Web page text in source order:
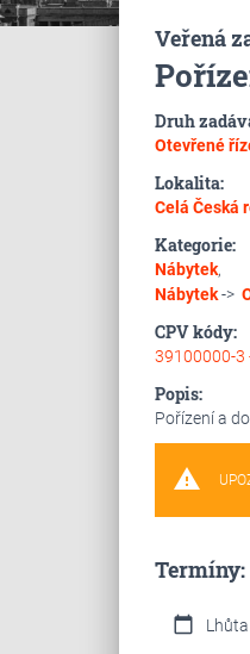
Veřená
Druh
Otevřené
Lokalita:
Celá Česká
Kategorie:
Nábytek,
Nábytek->
CPV kódy:
39100000-3
Popis:
Pořízení a
warning
Termíny:
calendar_today